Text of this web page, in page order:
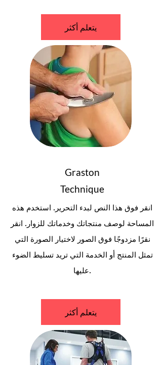
يتعلم أكثر
Graston
Technique
انقر فوق هذا النص لبدء التحرير. استخدم هذه
المساحة لوصف منتجاتك وخدماتك للزوار. انقر
نقرًا مزدوجًا فوق الصور لاختيار الصورة التي
تمثل المنتج أو الخدمة التي تريد تسليط الضوء
عليها.
يتعلم أكثر